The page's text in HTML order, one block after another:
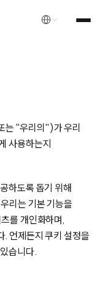
한국어
는 "우리의")가 우리
사용하는지
하도록 돕기 위해
리는 기본 기능을
를 개인화하며,
. 언제든지 쿠키 설정을
습니다.